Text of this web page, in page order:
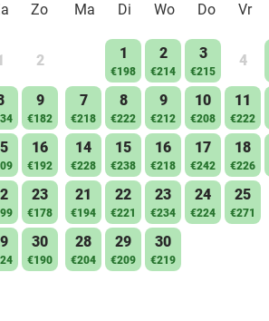
Zo
2
9
€182
16
€192
23
€178
30
€190
Ma
Di Wo Do Vr
1
€198
2
€214
3
€215
4
7
€218
8
€222
9
€212
10
€208
11
€222
14
€228
15
€238
16
€218
17
€242
18
€226
21
€194
22
€221
23
€234
24
€224
25
€271
28
€204
29
€209
30
€219